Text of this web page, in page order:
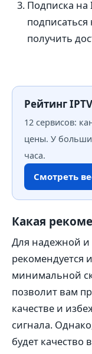
Подписка
подписаться
получить
Рейтинг
12 сервисов:
цены. У
часа.
Смотреть
Какая
Для надежной и
рекомендуется
минимальной
позволит вам
качестве и
сигнала.
будет качество